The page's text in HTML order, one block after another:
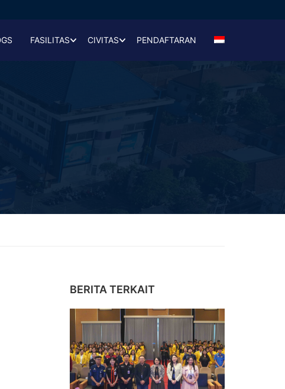
FASILITAS CIVITAS PENDAFTARAN
BERITA TERKAIT